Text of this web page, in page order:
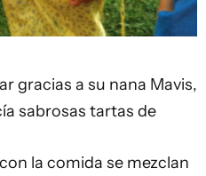
gracias a su nana Mavis,
sabrosas tartas de
la comida se mezclan